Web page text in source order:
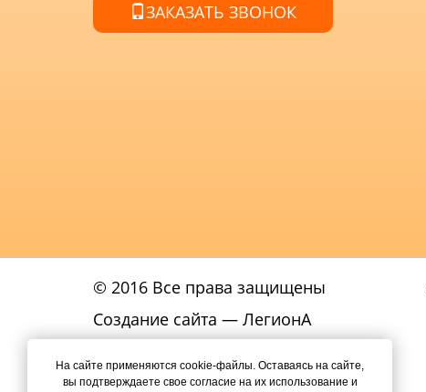
ЗАКАЗАТЬ ЗВОНОК
© 2016 Все права защищены
Создание сайта — ЛегионА
конфиденциальности
На сайте применяются cookie-файлы. Оставаясь на сайте,
вы подтверждаете свое согласие на их использование и